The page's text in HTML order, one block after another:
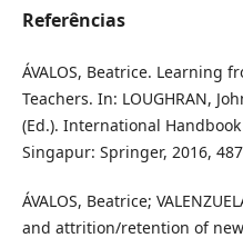
Referências
ÁVALOS, Beatrice. Learning
Teachers. In: LOUGHRAN,
(Ed.). International
Singapur: Springer, 2016,
ÁVALOS, Beatrice;
and attrition/retention of